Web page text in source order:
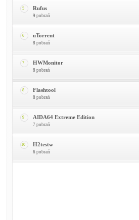
5 Rufus
9 pobrań
6 uTorrent
8 pobrań
7 HWMonitor
8 pobrań
8 Flashtool
8 pobrań
9 AIDA64 Extreme Edition
7 pobrań
10 H2testw
6 pobrań